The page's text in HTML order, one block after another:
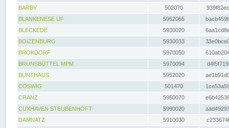
BARBY
502070
BLANKENESE UF
5952065
BLECKEDE
5930020
BOIZENBURG
5930033
BROKDORF
5970050
BRUNSBÜTTEL MPM
5970094
BUNTHAUS
5952020
COSWIG
501470
CRANZ
5950070
CUXHAVEN STEUBENHÖFT
5990020
DAMNATZ
5910030